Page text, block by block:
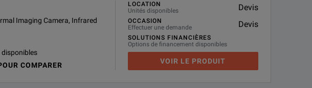
Imaging Camera, Infrared
COMPARER
LOCATION
Unités disponibles
Devis
OCCASION
Effectuer une demande
Devis
SOLUTIONS FINANCIÈRES
Options de financement disponibles
VOIR LE PRODUIT